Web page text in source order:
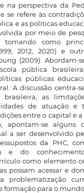
na perspectiva da
se refere às
e as políticas
por meio de
como
2012; 2020) e
(2009). Abordam-
pública
públicas
A discussão centra-
as
de atuação e
entre o capital e
apontam-se alguns
a ser desenvolvido
da PHC,
e do conhecimento
como elemento
possam acessar e
problematização
formação para o